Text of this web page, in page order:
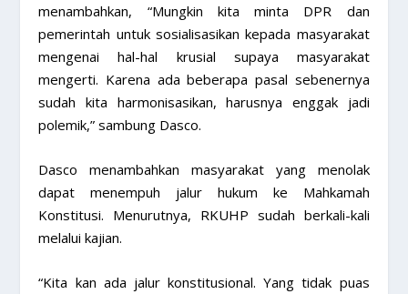
menambahkan, “Mungkin kita minta DPR dan
pemerintah untuk sosialisasikan kepada masyarakat
mengenai hal-hal krusial supaya masyarakat
mengerti. Karena ada beberapa pasal sebenernya
sudah kita harmonisasikan, harusnya enggak jadi
polemik,” sambung Dasco.
Dasco menambahkan masyarakat yang menolak
dapat menempuh jalur hukum ke Mahkamah
Konstitusi. Menurutnya, RKUHP sudah berkali-kali
melalui kajian.
“Kita kan ada jalur konstitusional. Yang tidak puas